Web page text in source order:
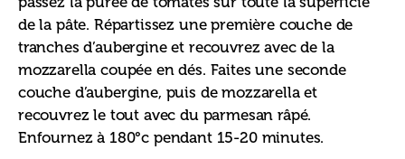
de la pâte. Répartissez une première couche de
tranches d’aubergine et recouvrez avec de la
mozzarella coupée en dés. Faites une seconde
couche d’aubergine, puis de mozzarella et
recouvrez le tout avec du parmesan râpé.
Enfournez à 180°c pendant 15-20 minutes.